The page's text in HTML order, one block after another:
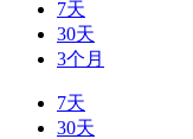
7天
30天
3个月
7天
30天